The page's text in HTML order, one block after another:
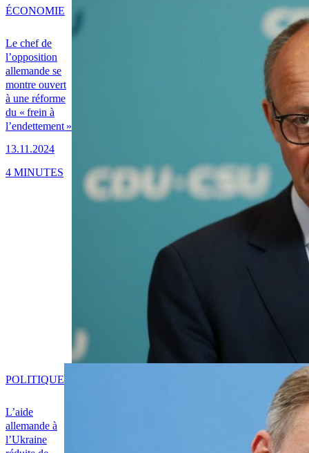
Le chef de
l’opposition
allemande se
montre ouvert
à une réforme
du « frein à
l’endettement »
13.11.2024
ÉCONOMIE
4 MINUTES
L’aide
allemande à
l’Ukraine
POLITIQUE